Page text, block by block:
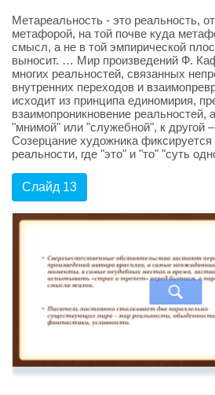
Метареальность - это реальность,
метафорой, на той почве куда
смысл, а не в той эмпирической
выносит. … Мир произведений Ф.
многих реальностей, связанных
внутренних переходов и
исходит из принципа единомирия,
взаимопроникновение реальностей,
"мнимой" или "служебной", к другой
Созерцание художника фиксируется
реальности, где "это" и "то" "суть
Слайд 13